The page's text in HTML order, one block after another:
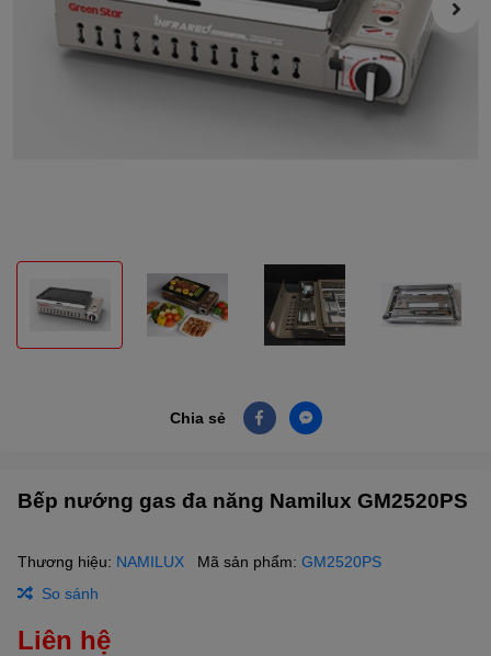
Chia sẻ
Bếp nướng gas đa năng Namilux GM2520PS
Thương hiệu: NAMILUX Mã sản phẩm: GM2520PS
So sánh
Liên hệ